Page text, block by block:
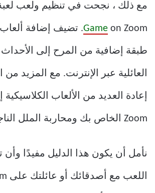
مع ذلك ، نجحت في تنظيم ولعب
Game
طبقة إضافية من المرح إلى
العائلية عبر الإنترنت. مع المزيد
إعادة العديد من الألعاب الكلاسيكية
Zoom الخاص بك ومحاربة الملل الناجم عن الوباء.
نأمل أن يكون هذا الدليل مفيدًا